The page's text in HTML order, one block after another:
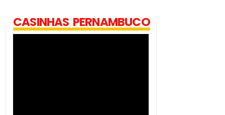
CASINHAS PERNAMBUCO